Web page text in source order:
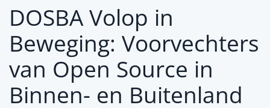
DOSBA Volop in
Beweging: Voorvechters
van Open Source in
Binnen- en Buitenland